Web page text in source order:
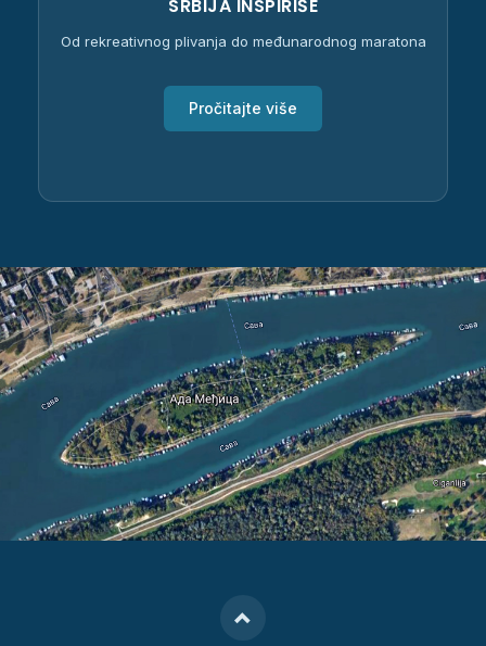
SRBIJA INSPIRIŠE
Od rekreativnog plivanja do međunarodnog maratona
Pročitajte više